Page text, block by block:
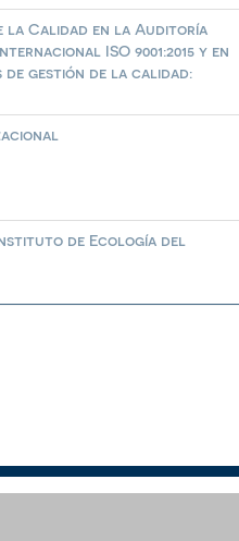
la Calidad en la Auditoría
ISO 9001:2015 y en
de gestión de la calidad:
de Ecología del